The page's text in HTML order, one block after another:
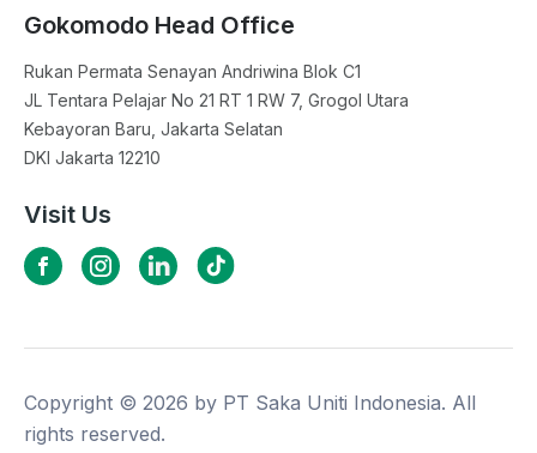
Gokomodo Head Office
Rukan Permata Senayan Andriwina Blok C1
JL Tentara Pelajar No 21 RT 1 RW 7, Grogol Utara
Kebayoran Baru, Jakarta Selatan
DKI Jakarta 12210
Visit Us
Copyright © 2026 by PT Saka Uniti Indonesia. All
rights reserved.